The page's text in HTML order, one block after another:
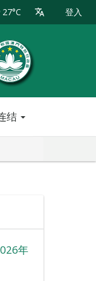
27°C 登入
结
年